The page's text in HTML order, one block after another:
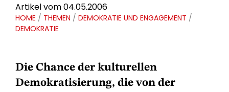
Artikel vom 04.05.2006
HOME / THEMEN / DEMOKRATIE UND ENGAGEMENT /
DEMOKRATIE
Die Chance der kulturellen
Demokratisierung, die von der